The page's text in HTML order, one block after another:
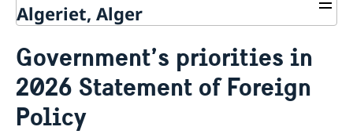
Algeriet, Alger
Current
Government’s priorities in
2026 Statement of Foreign
Policy